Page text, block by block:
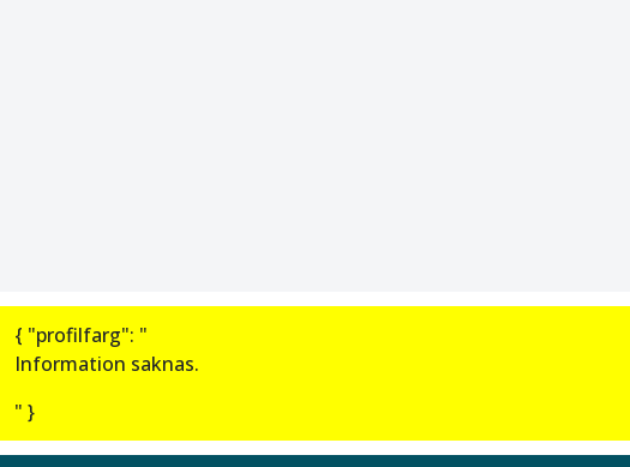
{ "profilfarg": "
Information saknas.
" }